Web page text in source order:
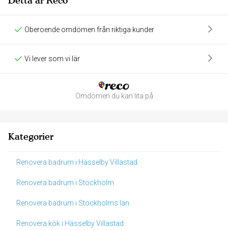
Oberoende omdömen från riktiga kunder
Vi lever som vi lär
Omdömen du kan lita på
Kategorier
Renovera badrum i Hässelby Villastad
Renovera badrum i Stockholm
Renovera badrum i Stockholms län
Renovera kök i Hässelby Villastad